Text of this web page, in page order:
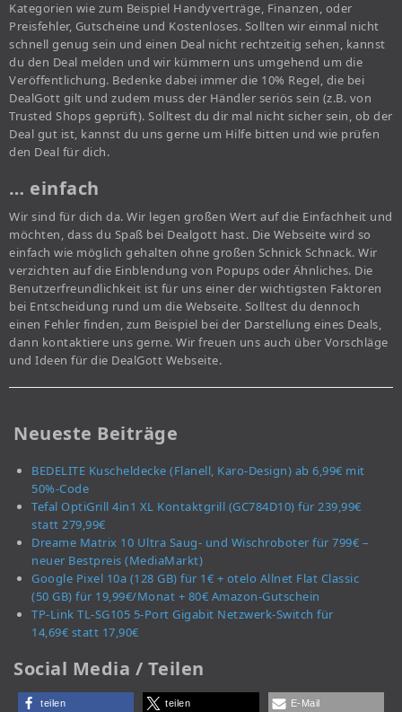
Kategorien wie zum Beispiel Handyverträge, Finanzen, oder
Preisfehler, Gutscheine und Kostenloses. Sollten wir einmal nicht
schnell genug sein und einen Deal nicht rechtzeitig sehen, kannst
du den Deal melden und wir kümmern uns umgehend um die
Veröffentlichung. Bedenke dabei immer die 10% Regel, die bei
DealGott gilt und zudem muss der Händler seriös sein (z.B. von
Trusted Shops geprüft). Solltest du dir mal nicht sicher sein, ob der
Deal gut ist, kannst du uns gerne um Hilfe bitten und wie prüfen
den Deal für dich.
… einfach
Wir sind für dich da. Wir legen großen Wert auf die Einfachheit und
möchten, dass du Spaß bei Dealgott hast. Die Webseite wird so
einfach wie möglich gehalten ohne großen Schnick Schnack. Wir
verzichten auf die Einblendung von Popups oder Ähnliches. Die
Benutzerfreundlichkeit ist für uns einer der wichtigsten Faktoren
bei Entscheidung rund um die Webseite. Solltest du dennoch
einen Fehler finden, zum Beispiel bei der Darstellung eines Deals,
dann kontaktiere uns gerne. Wir freuen uns auch über Vorschläge
und Ideen für die DealGott Webseite.
Neueste Beiträge
BEDELITE Kuscheldecke (Flanell, Karo-Design) ab 6,99€ mit
50%-Code
Tefal OptiGrill 4in1 XL Kontaktgrill (GC784D10) für 239,99€
statt 279,99€
Dreame Matrix 10 Ultra Saug- und Wischroboter für 799€ –
neuer Bestpreis (MediaMarkt)
Google Pixel 10a (128 GB) für 1€ + otelo Allnet Flat Classic
(50 GB) für 19,99€/Monat + 80€ Amazon-Gutschein
TP-Link TL-SG105 5-Port Gigabit Netzwerk-Switch für
14,69€ statt 17,90€
Social Media / Teilen
teilen teilen E-Mail